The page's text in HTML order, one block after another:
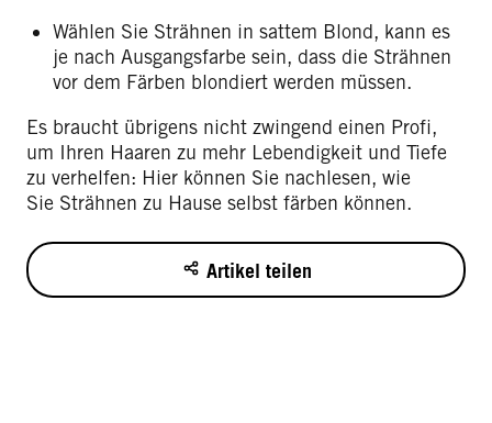
Wählen Sie Strähnen in sattem Blond, kann es
je nach Ausgangsfarbe sein, dass die Strähnen
vor dem Färben blondiert werden müssen.
Es braucht übrigens nicht zwingend einen Profi,
um Ihren Haaren zu mehr Lebendigkeit und Tiefe
zu verhelfen: Hier können Sie nachlesen, wie
Sie Strähnen zu Hause selbst färben können.
Artikel teilen